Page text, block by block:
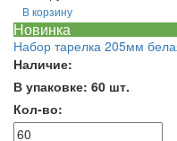
В корзину
Новинка
Набор тарелка 205мм
Наличие:
В упаковке: 60 шт.
Кол-во: